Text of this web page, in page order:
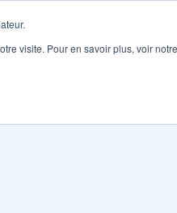
visite. Pour en savoir plus, voir